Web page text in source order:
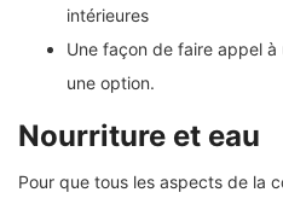
intérieures
Une façon de faire appel à
une option.
Nourriture et eau
Pour que tous les aspects de la